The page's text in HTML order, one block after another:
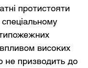
протистояти
високих
не призводить до